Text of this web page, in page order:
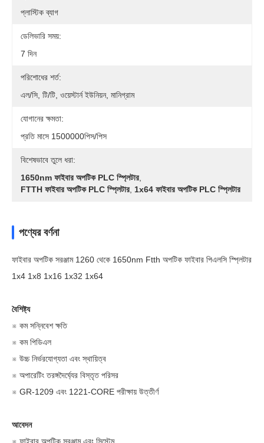
প্লাস্টিক ব্যাগ
ডেলিভারি সময়:
7 দিন
পরিশোধের শর্ত:
এল/সি, টি/টি, ওয়েস্টার্ন ইউনিয়ন, মানিগ্রাম
যোগানের ক্ষমতা:
প্রতি মাসে 1500000পিস/পিস
বিশেষভাবে তুলে ধরা:
1650nm ফাইবার অপটিক PLC স্প্লিটার
FTTH ফাইবার অপটিক PLC স্প্লিটার 1x64 ফাইবার অপটিক PLC স্প্লিটার
পণ্যের বর্ণনা
ফাইবার অপটিক সরঞ্জাম 1260 থেকে 1650nm Ftth অপটিক ফাইবার পিএলসি স্প্লিটার
1x4 1x8 1x16 1x32 1x64
বৈশিষ্ট্য
※ কম সন্নিবেশ ক্ষতি
※ কম পিডিএল
※ উচ্চ নির্ভরযোগ্যতা এবং স্থায়িত্ব
※ অপারেটিং তরঙ্গদৈর্ঘ্যের বিস্তৃত পরিসর
※ GR-1209 এবং 1221-CORE পরীক্ষায় উত্তীর্ণ
আবেদন